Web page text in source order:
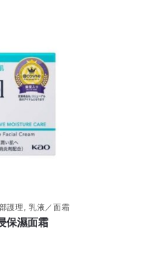
護理 ,乳液／面霜
保濕面霜